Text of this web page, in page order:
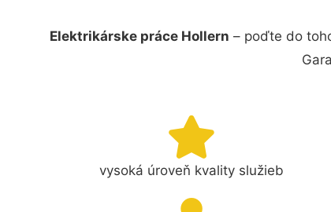
Elektrikárske práce Hollern – poďte do
vysoká úroveň kvality služieb